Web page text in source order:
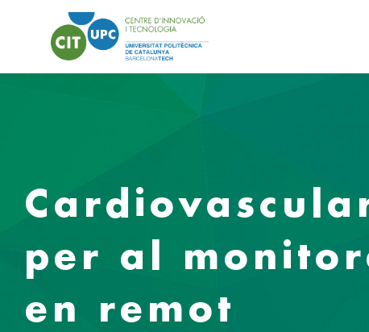
per al
en remot